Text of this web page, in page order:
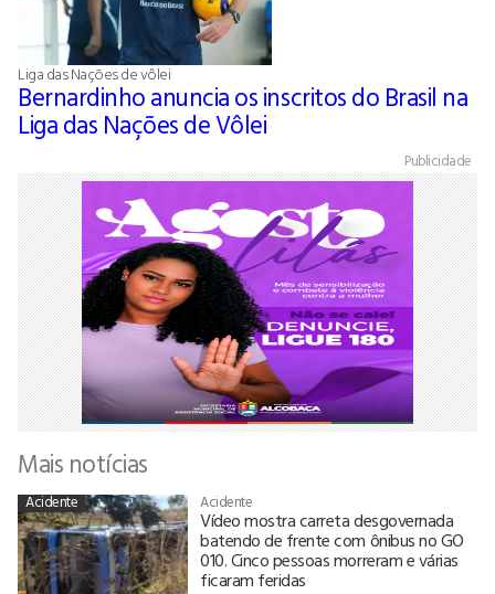
Liga das Nações de vôlei
Bernardinho anuncia os inscritos do Brasil na
Liga das Nações de Vôlei
Publicidade
Mais notícias
Acidente Acidente
Vídeo mostra carreta desgovernada
batendo de frente com ônibus no GO
010. Cinco pessoas morreram e várias
ficaram feridas